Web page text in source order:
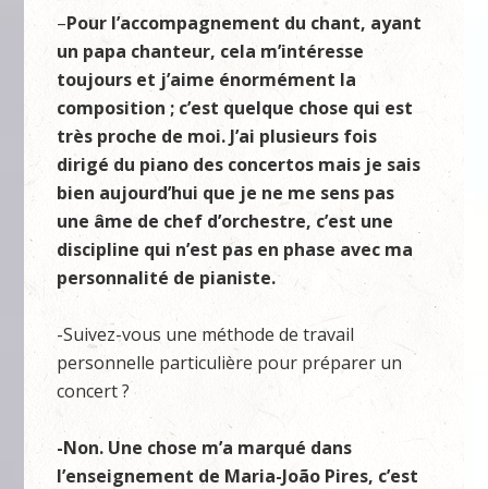
–Pour l’accompagnement du chant, ayant
un papa chanteur, cela m’intéresse
toujours et j’aime énormément la
composition ; c’est quelque chose qui est
très proche de moi. J’ai plusieurs fois
dirigé du piano des concertos mais je sais
bien aujourd’hui que je ne me sens pas
une âme de chef d’orchestre, c’est une
discipline qui n’est pas en phase avec ma
personnalité de pianiste.
-Suivez-vous une méthode de travail
personnelle particulière pour préparer un
concert ?
-Non. Une chose m’a marqué dans
l’enseignement de Maria-João Pires, c’est